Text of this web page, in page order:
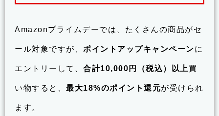
Amazonプライムデーでは、たくさんの商品がセ
ール対象ですが、 ポイントアップキャンペーンに
エントリーして、 合計10,000円（税込）以上 買
い物すると、 最大18%のポイント還元が受けられ
ます。